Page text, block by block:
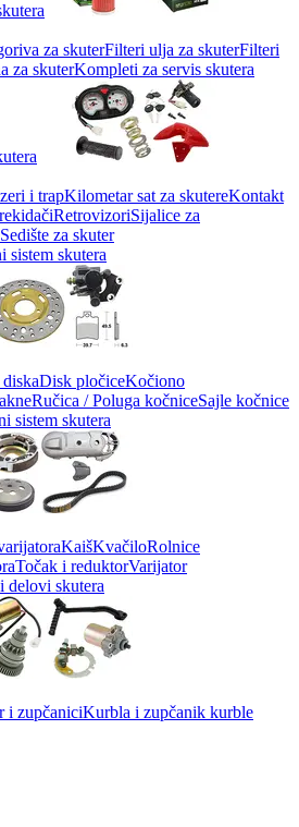
za skuterFilteri ulja za skuterFilteri
za skuterKompleti za servis skutera
i trapKilometar sat za skutereKontakt
RetrovizoriSijalice za
Sedište za skuter
sistem skutera
Disk pločiceKočiono
Ručica / Poluga kočniceSajle kočnice
sistem skutera
KaišKvačiloRolnice
Točak i reduktorVarijator
delovi skutera
i zupčaniciKurbla i zupčanik kurble